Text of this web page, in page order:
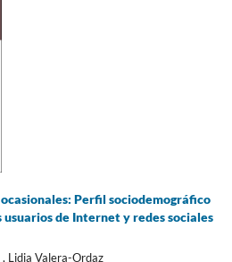
Perfil sociodemográfico
de Internet y redes sociales
Lidia Valera-Ordaz